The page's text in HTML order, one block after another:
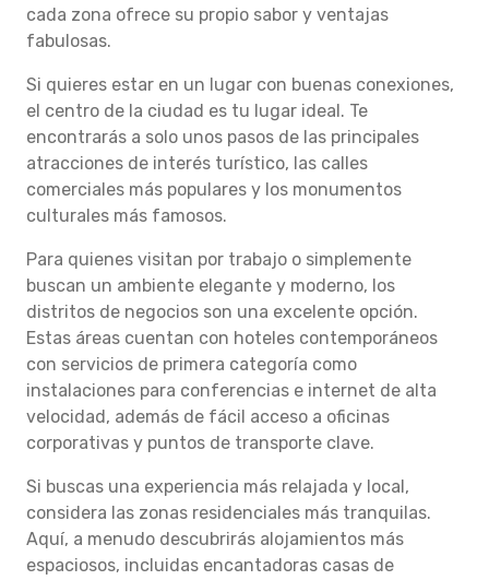
cada zona ofrece su propio sabor y ventajas
fabulosas.
Si quieres estar en un lugar con buenas conexiones,
el centro de la ciudad es tu lugar ideal. Te
encontrarás a solo unos pasos de las principales
atracciones de interés turístico, las calles
comerciales más populares y los monumentos
culturales más famosos.
Para quienes visitan por trabajo o simplemente
buscan un ambiente elegante y moderno, los
distritos de negocios son una excelente opción.
Estas áreas cuentan con hoteles contemporáneos
con servicios de primera categoría como
instalaciones para conferencias e internet de alta
velocidad, además de fácil acceso a oficinas
corporativas y puntos de transporte clave.
Si buscas una experiencia más relajada y local,
considera las zonas residenciales más tranquilas.
Aquí, a menudo descubrirás alojamientos más
espaciosos, incluidas encantadoras casas de